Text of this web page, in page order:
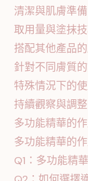
清潔與肌膚準備
取用量與塗抹
搭配其他產品
針對不同膚質
特殊情況下的
持續觀察與調整
多功能精華的
多功能精華的
Q1：多功能精